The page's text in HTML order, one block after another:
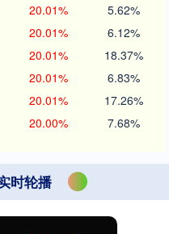
20.01% 5.62%
20.01% 6.12%
20.01% 18.37%
20.01% 6.83%
20.01% 17.26%
20.00% 7.68%
时轮播